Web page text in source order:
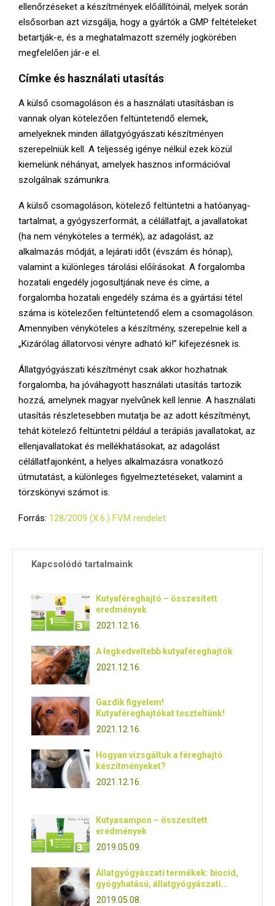
ellenőrzéseket a készítmények előállítóinál, melyek során
elsősorban azt vizsgálja, hogy a gyártók a GMP feltételeket
betartják-e, és a meghatalmazott személy jogkörében
megfelelően jár-e el.
Címke és használati utasítás
A külső csomagoláson és a használati utasításban is
vannak olyan kötelezően feltüntetendő elemek,
amelyeknek minden állatgyógyászati készítményen
szerepelniük kell. A teljesség igénye nélkül ezek közül
kiemelünk néhányat, amelyek hasznos információval
szolgálnak számunkra.
A külső csomagoláson, kötelező feltüntetni a hatóanyag-
tartalmat, a gyógyszerformát, a célállatfajt, a javallatokat
(ha nem vényköteles a termék), az adagolást, az
alkalmazás módját, a lejárati időt (évszám és hónap),
valamint a különleges tárolási előírásokat. A forgalomba
hozatali engedély jogosultjának neve és címe, a
forgalomba hozatali engedély száma és a gyártási tétel
száma is kötelezően feltüntetendő elem a csomagoláson.
Amennyiben vényköteles a készítmény, szerepelnie kell a
„Kizárólag állatorvosi vényre adható ki!” kifejezésnek is.
Állatgyógyászati készítményt csak akkor hozhatnak
forgalomba, ha jóváhagyott használati utasítás tartozik
hozzá, amelynek magyar nyelvűnek kell lennie. A használati
utasítás részletesebben mutatja be az adott készítményt,
tehát kötelező feltüntetni például a terápiás javallatokat, az
ellenjavallatokat és mellékhatásokat, az adagolást
célállatfajonként, a helyes alkalmazásra vonatkozó
útmutatást, a különleges figyelmeztetéseket, valamint a
törzskönyvi számot is.
Forrás: 128/2009 (X.6.) FVM rendelet
Kapcsolódó tartalmaink
Kutyaféreghajtó – összesített
eredmények
2021.12.16.
A legkedveltebb kutyaféreghajtók
2021.12.16.
Gazdik figyelem!
Kutyaféreghajtókat teszteltünk!
2021.12.16.
Hogyan vizsgáltuk a féreghajtó
készítményeket?
2021.12.16.
Kutyasampon – összesített
eredmények
2019.05.09.
Állatgyógyászati termékek: biocid,
gyógyhatású, állatgyógyászati...
2019.05.08.